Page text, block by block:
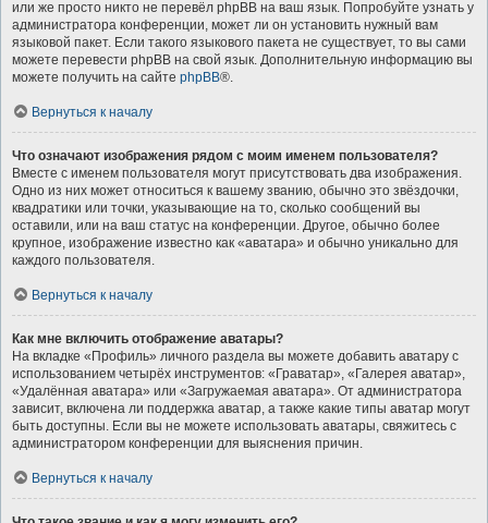
или же просто никто не перевёл phpBB на ваш язык. Попробуйте узнать у
администратора конференции, может ли он установить нужный вам
языковой пакет. Если такого языкового пакета не существует, то вы сами
можете перевести phpBB на свой язык. Дополнительную информацию вы
можете получить на сайте phpBB®.
Вернуться к началу
Что означают изображения рядом с моим именем пользователя?
Вместе с именем пользователя могут присутствовать два изображения.
Одно из них может относиться к вашему званию, обычно это звёздочки,
квадратики или точки, указывающие на то, сколько сообщений вы
оставили, или на ваш статус на конференции. Другое, обычно более
крупное, изображение известно как «аватара» и обычно уникально для
каждого пользователя.
Вернуться к началу
Как мне включить отображение аватары?
На вкладке «Профиль» личного раздела вы можете добавить аватару с
использованием четырёх инструментов: «Граватар», «Галерея аватар»,
«Удалённая аватара» или «Загружаемая аватара». От администратора
зависит, включена ли поддержка аватар, а также какие типы аватар могут
быть доступны. Если вы не можете использовать аватары, свяжитесь с
администратором конференции для выяснения причин.
Вернуться к началу